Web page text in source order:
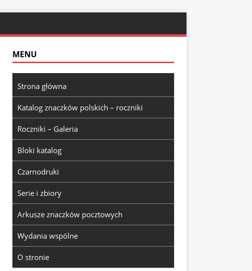
MENU
Strona główna
Katalog znaczków polskich – roczniki
Roczniki – Galeria
Bloki katalog
Czarnodruki
Serie i zbiory
Arkusze znaczków pocztowych
Wydania wspólne
O stronie